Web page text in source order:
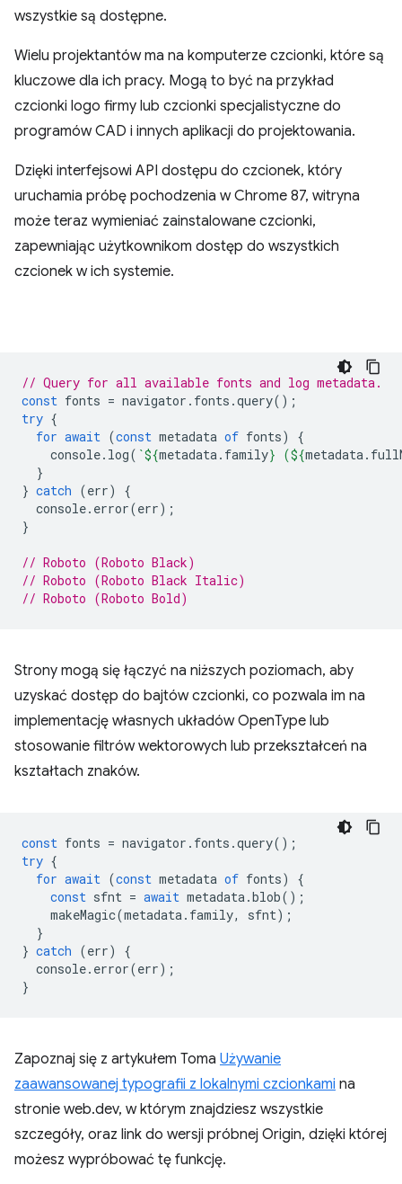
wszystkie są dostępne.
Wielu projektantów ma na komputerze czcionki, które są
kluczowe dla ich pracy. Mogą to być na przykład
czcionki logo firmy lub czcionki specjalistyczne do
programów CAD i innych aplikacji do projektowania.
Dzięki interfejsowi API dostępu do czcionek, który
uruchamia próbę pochodzenia w Chrome 87, witryna
może teraz wymieniać zainstalowane czcionki,
zapewniając użytkownikom dostęp do wszystkich
czcionek w ich systemie.
// Query for all available fonts and log metadata.
const fonts = navigator . fonts .query();
try {
for await (const metadata of fonts)
{
console. log( `${metadata. family} (${metadata.
}
} catch (err)
{
console. error(err);
}
// Roboto (Roboto Black)
// Roboto (Roboto Black Italic)
// Roboto (Roboto Bold)
Strony mogą się łączyć na niższych poziomach, aby
uzyskać dostęp do bajtów czcionki, co pozwala im na
implementację własnych układów OpenType lub
stosowanie filtrów wektorowych lub przekształceń na
kształtach znaków.
const fonts = navigator . fonts .query();
try {
for await (const metadata of fonts)
{
const sfnt = await metadata.blob();
makeMagic(metadata. family, sfnt);
}
} catch (err)
{
console. error(err);
}
Zapoznaj się z artykułem Toma Używanie
zaawansowanej typografii z lokalnymi czcionkami na
stronie web.dev, w którym znajdziesz wszystkie
szczegóły, oraz link do wersji próbnej Origin, dzięki której
możesz wypróbować tę funkcję.